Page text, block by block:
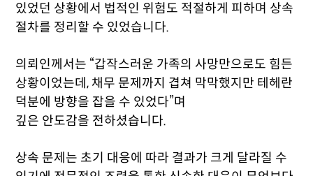
있었던 상황에서 법적인 위험도 적절하게 피하며 상속
절차를 정리할 수 있었습니다.
의뢰인께서는 “갑작스러운 가족의 사망만으로도 힘든
상황이었는데, 채무 문제까지 겹쳐 막막했지만 테헤란
덕분에 방향을 잡을 수 있었다”며
깊은 안도감을 전하셨습니다.
상속 문제는 초기 대응에 따라 결과가 크게 달라질 수